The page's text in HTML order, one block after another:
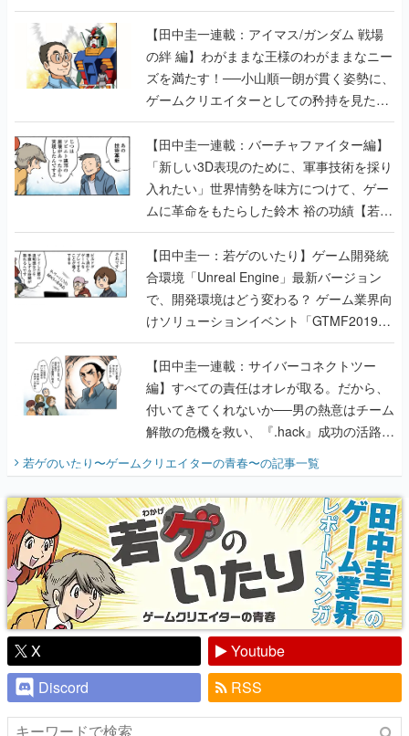
【田中圭一連載：アイマス/ガンダム 戦場
の絆 編】わがままな王様のわがままなニー
ズを満たす！──小山順一朗が貫く姿勢に、
ゲームクリエイターとしての矜持を見た
【若ゲのいたり最終回】
【田中圭一連載：バーチャファイター編】
「新しい3D表現のために、軍事技術を採り
入れたい」世界情勢を味方につけて、ゲー
ムに革命をもたらした鈴木 裕の功績【若ゲ
のいたり】
【田中圭一：若ゲのいたり】ゲーム開発統
合環境「Unreal Engine」最新バージョン
で、開発環境はどう変わる？ ゲーム業界向
けソリューションイベント「GTMF2019」
に行って、より理解を深めよう【PR】
【田中圭一連載：サイバーコネクトツー
編】すべての責任はオレが取る。だから、
付いてきてくれないか──男の熱意はチーム
解散の危機を救い、『.hack』成功の活路を
『少年ジャンプ』色だった【若ゲのいた
り】
若ゲのいたり〜ゲームクリエイターの青春〜の記事一覧
X
Youtube
Discord
RSS